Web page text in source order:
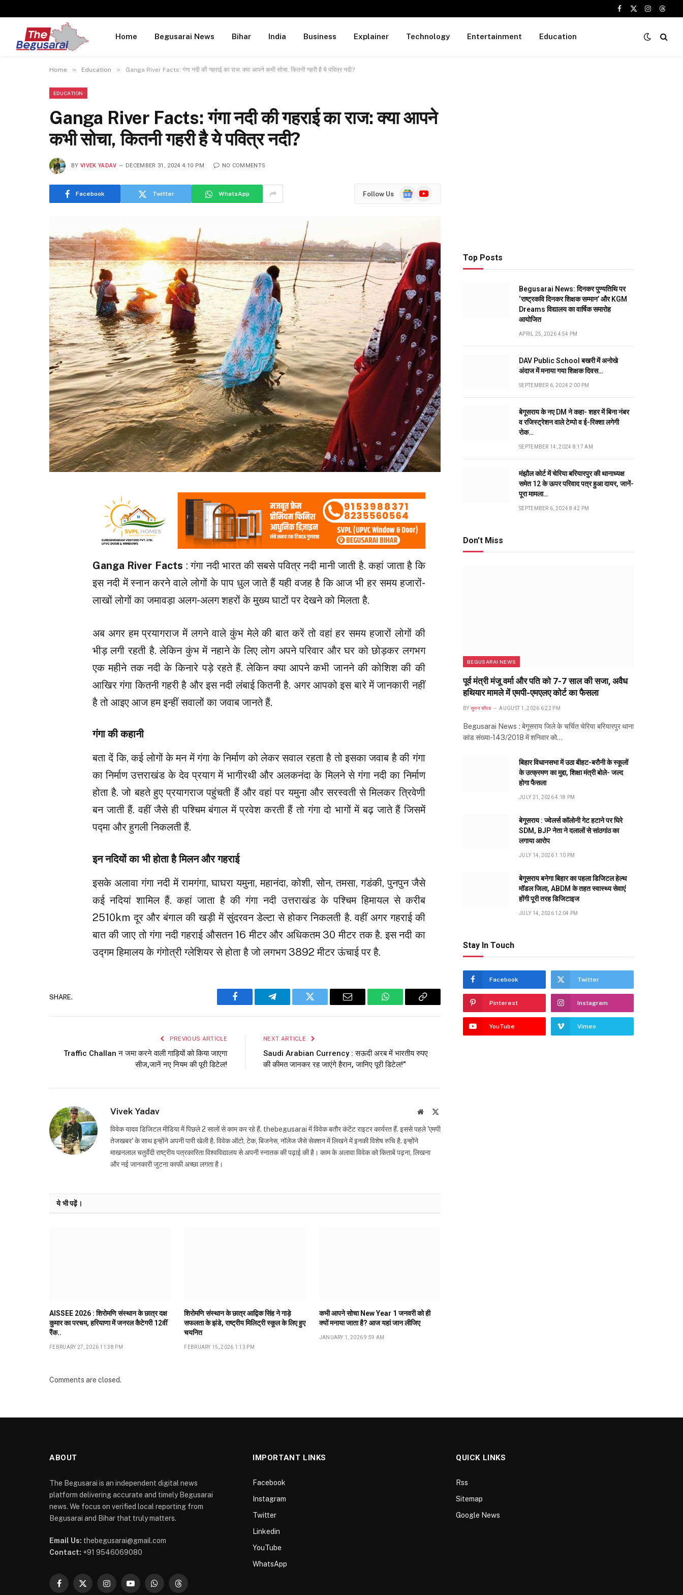
Facebook
X
Instagram
Home Begusarai News Bihar India Business Explainer Technology Entertainment Education
Home » Education » Ganga River Facts: गंगा नदी की गहराई का राज: क्या आपने कभी सोचा, कितनी गहरी है ये पवित्र नदी?
EDUCATION
Ganga River Facts: गंगा नदी की गहराई का राज: क्या आपने
कभी सोचा, कितनी गहरी है ये पवित्र नदी?
BY VIVEK YADAV DECEMBER 31, 2024 4:10 PM NO COMMENTS
Facebook Twitter WhatsApp Follow Us
GoogleYouTube
Ganga River Facts : गंगा नदी भारत की सबसे पवित्र नदी मानी जाती है. कहां जाता है कि
इस नदी में स्नान करने वाले लोगों के पाप धुल जाते हैं यही वजह है कि आज भी हर समय हजारों-
लाखों लोगों का जमावड़ा अलग-अलग शहरों के मुख्य घाटों पर देखने को मिलता है.
अब अगर हम प्रयागराज में लगने वाले कुंभ मेले की बात करें तो वहां हर समय हजारों लोगों की
भीड़ लगी रहती है. लेकिन कुंभ में नहाने के लिए लोग अपने परिवार और घर को छोड़कर लगभग
एक महीने तक नदी के किनारे पड़े रहते हैं. लेकिन क्या आपने कभी जानने की कोशिश की की
आखिर गंगा कितनी गहरी है और इस नदी लंबाई कितनी है. अगर आपको इस बारे में जानकारी नहीं
है तो आइए आज हम इन्हीं सवालों का जवाब जानते हैं.
गंगा की कहानी
बता दें कि, कई लोगों के मन में गंगा के निर्माण को लेकर सवाल रहता है तो इसका जवाब है की गंगा
का निर्माण उत्तराखंड के देव प्रयाग में भागीरथी और अलकनंदा के मिलने से गंगा नदी का निर्माण
होता है. जो बहते हुए प्रयागराज पहुंचती हैं और वहां पर यमुना और सरस्वती से मिलकर त्रिवेणी
बन जाती हैं. वहीं जैसे ही पश्चिम बंगाल में प्रवेश करती हैं तो गंगा दो भागों में बढ़ जाते हैं जिसमें
पद्मा और हुगली निकलती हैं.
इन नदियों का भी होता है मिलन और गहराई
इसके अलावा गंगा नदी में रामगंगा, घाघरा यमुना, महानंदा, कोशी, सोन, तमसा, गडंकी, पुनपुन जैसे
कई नदियां शामिल हैं. कहां जाता है की गंगा नदी उत्तराखंड के पश्चिम हिमायल से करीब
2510km दूर और बंगाल की खड़ी में सुंदरवन डेल्टा से होकर निकलती है. वहीं अगर गहराई की
बात की जाए तो गंगा नदी गहराई औसतन 16 मीटर और अधिकतम 30 मीटर तक है. इस नदी का
उद्गम हिमालय के गंगोत्री ग्लेशियर से होता है जो लगभग 3892 मीटर ऊंचाई पर है.
SHARE.
Facebook Telegram Twitter Email WhatsAppCopy
PREVIOUS ARTICLE
Traffic Challan न जमा करने वाली गाड़ियों को किया जाएगा
सीज,जानें नए नियम की पूरी डिटेल!
NEXT ARTICLE
Saudi Arabian Currency : सऊदी अरब में भारतीय रुपए
की कीमत जानकर रह जाएंगे हैरान, जानिए पूरी डिटेल!”
Vivek Yadav Website
विवेक यादव डिजिटल मीडिया में पिछले 2 सालों से काम कर रहे हैं. thebegusarai में विवेक बतौर कंटेंट राइटर कार्यरत हैं. इससे पहले 'एमपी
तेजखबर' के साथ इन्होंने अपनी पारी खेली है. विवेक ऑटो, टेक, बिजनेस, नॉलेज जैसे सेक्शन में लिखने में इनकी विशेष रुचि है. इन्होंने
माखनलाल चतुर्वेदी राष्ट्रीय पत्रकारिता विश्वविद्यालय से अपनी स्नातक की पढ़ाई की है। काम के अलावा विवेक को किताबें पढ़ना, लिखना
और नई जानकारी जुटना काफी अच्छा लगता है।
ये भी पढ़ें।
AISSEE 2026 : शिरोमणि संस्थान के छात्र दक्ष
कुमार का परचम, हरियाणा में जनरल कैटेगरी 12वीं
रैंक..
FEBRUARY 27, 2026 11:38 PM
शिरोमणि संस्थान के छात्र आद्विक सिंह ने गाड़े
सफलता के झंडे, राष्ट्रीय मिलिट्री स्कूल के लिए हुए
चयनित
FEBRUARY 15, 2026 1:13 PM
कभी आपने सोचा New Year 1 जनवरी को ही
क्यों मनाया जाता है? आज यहां जान लीजिए
JANUARY 1, 2026 9:59 AM
Comments are closed.
Top Posts
Begusarai News: दिनकर पुण्यतिथि पर
‘राष्ट्रकवि दिनकर शिक्षक सम्मान’ और KGM
Dreams विद्यालय का वार्षिक समारोह
आयोजित
APRIL 25, 2026 4:54 PM
DAV Public School बखरी में अनोखे
अंदाज में मनाया गया शिक्षक दिवस…
SEPTEMBER 6, 2024 2:00 PM
बेगूसराय के नए DM ने कहा- शहर में बिना नंबर
व रजिस्ट्रेशन वाले टेम्पो व ई-रिक्शा लगेगी
रोक…
SEPTEMBER 14, 2024 8:17 AM
मंझौल कोर्ट में चेरिया बरियारपुर की थानाध्यक्ष
समेत 12 के ऊपर परिवाद पत्र हुआ दायर, जानें-
पूरा मामला…
SEPTEMBER 6, 2024 8:42 PM
Don't Miss
BEGUSARAI NEWS
पूर्व मंत्री मंजू वर्मा और पति को 7-7 साल की सजा, अवैध
हथियार मामले में एमपी-एमएलए कोर्ट का फैसला
BY सुमन सौरब AUGUST 1, 2026 6:22 PM
Begusarai News : बेगूसराय जिले के चर्चित चेरिया बरियारपुर थाना
कांड संख्या-143/2018 में शनिवार को…
बिहार विधानसभा में उठा बीहट-बरौनी के स्कूलों
के उत्क्रमण का मुद्दा, शिक्षा मंत्री बोले- जल्द
होगा फैसला
JULY 21, 2026 4:18 PM
बेगूसराय : ज्वेलर्स कॉलोनी गेट हटाने पर घिरे
SDM, BJP नेता ने दलालों से सांठगांठ का
लगाया आरोप
JULY 14, 2026 1:10 PM
बेगूसराय बनेगा बिहार का पहला डिजिटल हेल्थ
मॉडल जिला, ABDM के तहत स्वास्थ्य सेवाएं
होंगी पूरी तरह डिजिटाइज
JULY 14, 2026 12:04 PM
Stay In Touch
Facebook Twitter
Pinterest Instagram
YouTube Vimeo
ABOUT
The Begusarai is an independent digital news
platform delivering accurate and timely Begusarai
news. We focus on verified local reporting from
Begusarai and Bihar that truly matters.
Email Us: thebegusarai@gmail.com
Contact: +91 9546069080
Facebook
X
InstagramYouTubeWhatsAppThreads
IMPORTANT LINKS
Facebook
Instagram
Twitter
Linkedin
YouTube
WhatsApp
QUICK LINKS
Rss
Sitemap
Google News